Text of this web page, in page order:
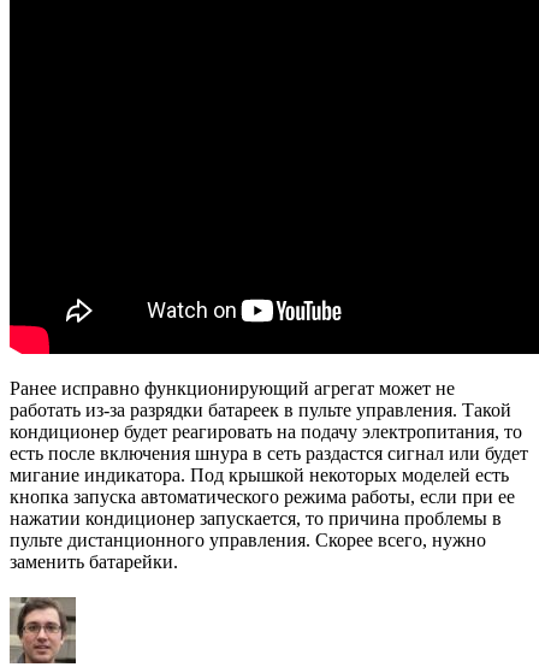
Ранее исправно функционирующий агрегат может не
работать из-за разрядки батареек в пульте управления. Такой
кондиционер будет реагировать на подачу электропитания, то
есть после включения шнура в сеть раздастся сигнал или будет
мигание индикатора. Под крышкой некоторых моделей есть
кнопка запуска автоматического режима работы, если при ее
нажатии кондиционер запускается, то причина проблемы в
пульте дистанционного управления. Скорее всего, нужно
заменить батарейки.